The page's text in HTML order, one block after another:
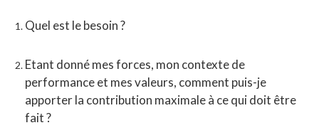
Quel est le besoin ?
Etant donné mes forces, mon contexte de
performance et mes valeurs, comment puis-je
apporter la contribution maximale à ce qui doit être
fait ?